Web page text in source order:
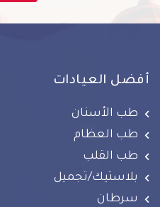
أفضل العيادات
طب الأسنان
طب العظام
طب القلب
بلاستيك/تجميل
سرطان